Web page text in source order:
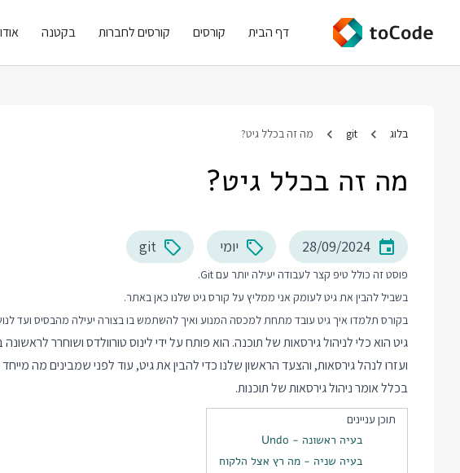
דף הבית קורסים קורסים לחברות בקטנה
בלוג git מה זה בכלל גיט?
מה זה בכלל גיט?
28/09/2024 יומי git
פוסט זה כולל טיפ קצר לעבודה יעילה יותר עם Git.
בשביל להבין את גיט לעומק אני ממליץ על קורס גיט שלנו כאן באתר.
בקורס תלמדו איך גיט עובד מתחת למכסה המנוע ואיך להשתמש בו בצורה יעילה מהבסיס ועד
ועזרו לנהל גירסאות, והצעד הראשון שלנו כדי להבין את גיט, עוד לפני שמבינים מה
בכלל אומר ניהול גירסאות של תוכנות.
תוכן עניינים
בעיה ראשונה - Undo
בעיה שניה - מה רץ אצל הלקוח